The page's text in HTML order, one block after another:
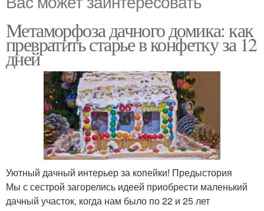
Метаморфоза дачного домика: как
превратить старье в конфетку за 12
дней
Уютный дачный интерьер за копейки! Предыстория
Мы с сестрой загорелись идеей приобрести маленький
дачный участок, когда нам было по 22 и 25 лет